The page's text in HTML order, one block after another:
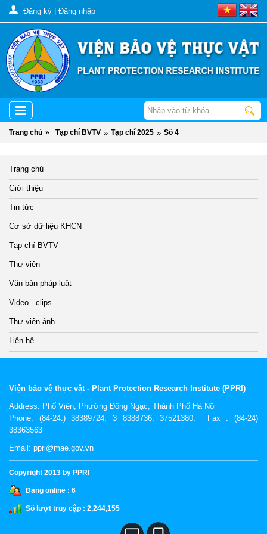
Đăng ký Đăng nhập
Trang chủ » Tạp chí BVTV » Tạp chí 2025 » Số 4
Trang chủ
Giới thiệu
Tin tức
Cơ sở dữ liệu KHCN
Tạp chí BVTV
Thư viện
Văn bản pháp luật
Video - clips
Thư viện ảnh
Liên hệ
Viện bảo vệ thực vật - Plant Protection Research Institute (PPRI)
Address: Phố Viên, Phường Đông Ngạc, Thành Phố Hà Nội
Phone: (84-24.) 38389724; 3 8388736; 37521380; Fax : (84-24)
38363563
Email: ppri@mae.gov.vn
Copyright 2013 by PPRI
Đang online : 6
Số lượt truy cập : 2,244,155